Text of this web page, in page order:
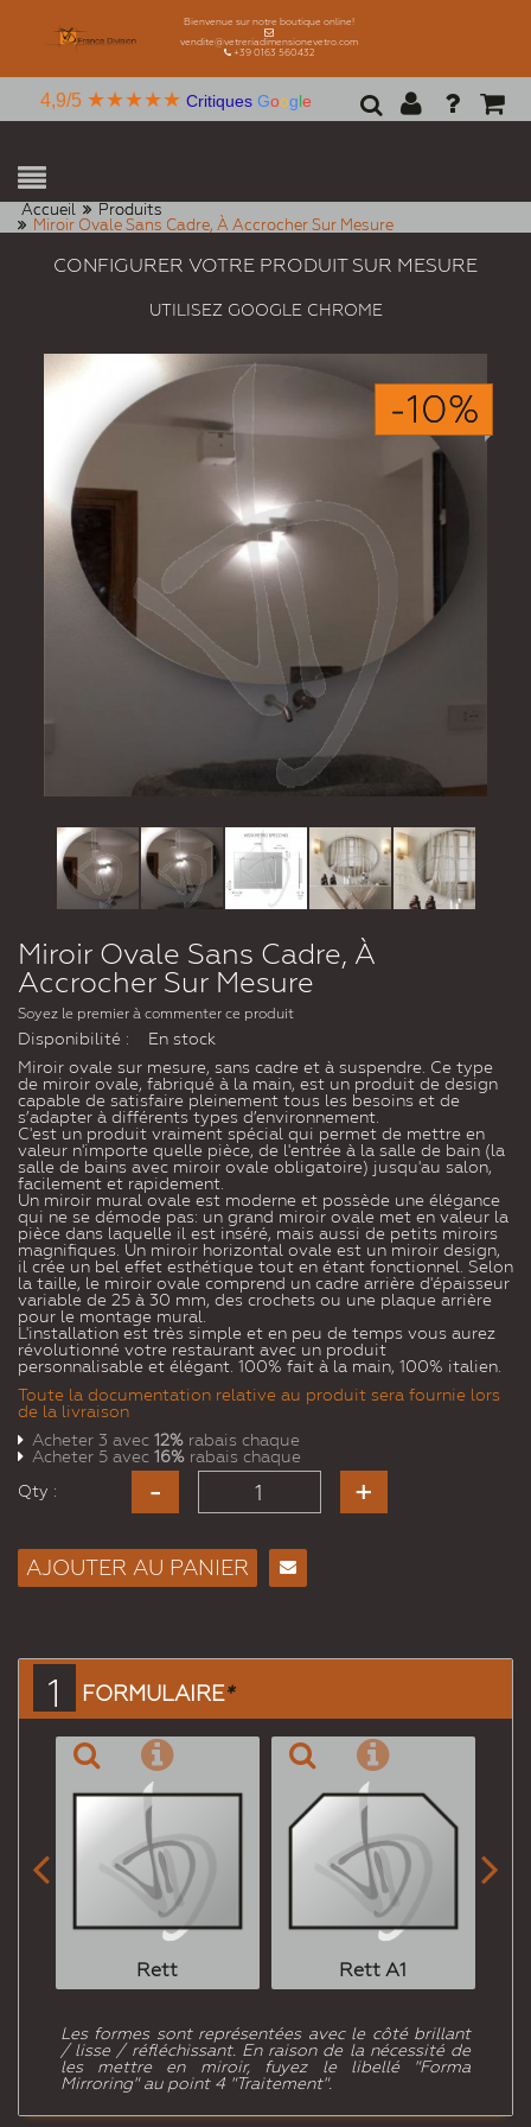
Bienvenue sur notre boutique online!
vendite@vetreriadimensionevetro.com
+39 0163 560432
4,9/5 ★★★★★ Critiques Google
Accueil
Produits
Miroir Ovale Sans Cadre, À Accrocher Sur Mesure
CONFIGURER VOTRE PRODUIT SUR MESURE
UTILISEZ GOOGLE CHROME
-10%
Miroir Ovale Sans Cadre, À
Accrocher Sur Mesure
Soyez le premier à commenter ce produit
Disponibilité :
En stock
Miroir ovale sur mesure, sans cadre et à suspendre. Ce type
de miroir ovale, fabriqué à la main, est un produit de design
capable de satisfaire pleinement tous les besoins et de
s’adapter à différents types d’environnement.
C'est un produit vraiment spécial qui permet de mettre en
valeur n'importe quelle pièce, de l'entrée à la salle de bain (la
salle de bains avec miroir ovale obligatoire) jusqu'au salon,
facilement et rapidement.
Un miroir mural ovale est moderne et possède une élégance
qui ne se démode pas: un grand miroir ovale met en valeur la
pièce dans laquelle il est inséré, mais aussi de petits miroirs
magnifiques. Un miroir horizontal ovale est un miroir design,
il crée un bel effet esthétique tout en étant fonctionnel. Selon
la taille, le miroir ovale comprend un cadre arrière d'épaisseur
variable de 25 à 30 mm, des crochets ou une plaque arrière
pour le montage mural.
L'installation est très simple et en peu de temps vous aurez
révolutionné votre restaurant avec un produit
personnalisable et élégant. 100% fait à la main, 100% italien.
Toute la documentation relative au produit sera fournie lors
de la livraison
Acheter 3 avec 12% rabais chaque
Acheter 5 avec 16% rabais chaque
Qty :
AJOUTER AU PANIER
1 FORMULAIRE*
Rett Rett A1
 
Les formes sont représentées avec le côté brillant
/ lisse / réfléchissant. En raison de la nécessité de
les mettre en miroir, fuyez le libellé "Forma
Mirroring" au point 4 "Traitement".